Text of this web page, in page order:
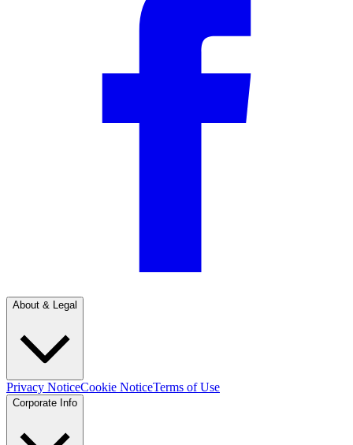
About & Legal
Privacy NoticeCookie NoticeTerms of Use
Corporate Info